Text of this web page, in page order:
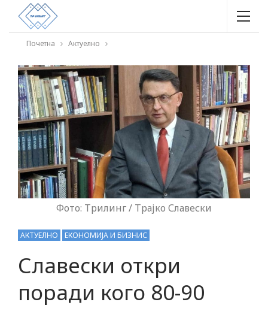
Почетна Актуелно
Фото: Трилинг / Трајко Славески
АКТУЕЛНО ЕКОНОМИЈА И БИЗНИС
Славески откри
поради кого 80-90